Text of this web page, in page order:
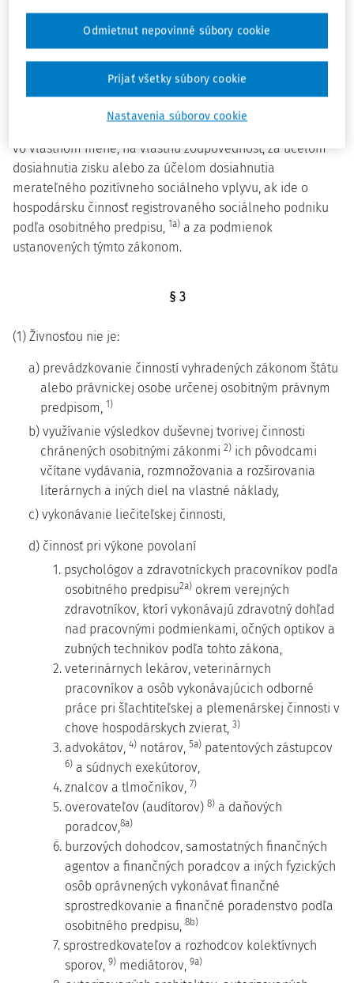
dodržiavaním.
§ 2
vo vlastnom mene, na vlastnú zodpovednosť, za účelom
dosiahnutia zisku alebo za účelom dosiahnutia
merateľného pozitívneho sociálneho vplyvu, ak ide o
hospodársku činnosť registrovaného sociálneho podniku
podľa osobitného predpisu, 1a) a za podmienok
ustanovených týmto zákonom.
§ 3
(1) Živnosťou nie je:
a) prevádzkovanie činností vyhradených zákonom štátu
alebo právnickej osobe určenej osobitným právnym
predpisom, 1)
b) využívanie výsledkov duševnej tvorivej činnosti
chránených osobitnými zákonmi 2) ich pôvodcami
včítane vydávania, rozmnožovania a rozširovania
literárnych a iných diel na vlastné náklady,
c) vykonávanie liečiteľskej činnosti,
d) činnosť pri výkone povolaní
1. psychológov a zdravotníckych pracovníkov podľa
osobitného predpisu2a) okrem verejných
zdravotníkov, ktorí vykonávajú zdravotný dohľad
nad pracovnými podmienkami, očných optikov a
zubných technikov podľa tohto zákona,
2. veterinárnych lekárov, veterinárnych
pracovníkov a osôb vykonávajúcich odborné
práce pri šľachtiteľskej a plemenárskej činnosti v
chove hospodárskych zvierat, 3)
3. advokátov, 4) notárov, 5a) patentových zástupcov
6) a súdnych exekútorov,
4. znalcov a tlmočníkov, 7)
5. overovateľov (audítorov) 8) a daňových
poradcov,8a)
6. burzových dohodcov, samostatných finančných
agentov a finančných poradcov a iných fyzických
osôb oprávnených vykonávať finančné
sprostredkovanie a finančné poradenstvo podľa
osobitného predpisu, 8b)
7. sprostredkovateľov a rozhodcov kolektívnych
sporov, 9) mediátorov, 9a)
Nastavenia súborov cookie
Odmietnut nepovinné súbory cookie
Prijať všetky súbory cookie